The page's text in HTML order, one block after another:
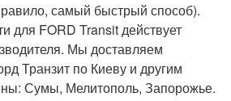
самый быстрый способ).
для FORD Transit действует
Мы доставляем
Транзит по Киеву и другим
Сумы, Мелитополь, Запорожье.